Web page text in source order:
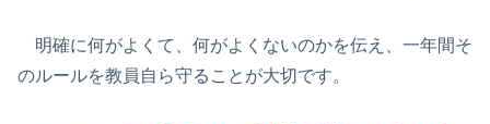
明確に何がよくて、何がよくないのかを伝え、一年間そ
のルールを教員自ら守ることが大切です。